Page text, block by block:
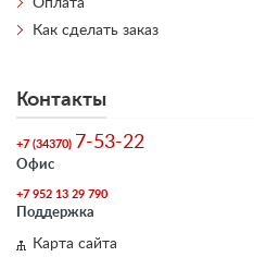
Оплата
Как сделать заказ
Контакты
+7 (34370) 7-53-22
Офис
+7 952 13 29 790
Поддержка
Карта сайта